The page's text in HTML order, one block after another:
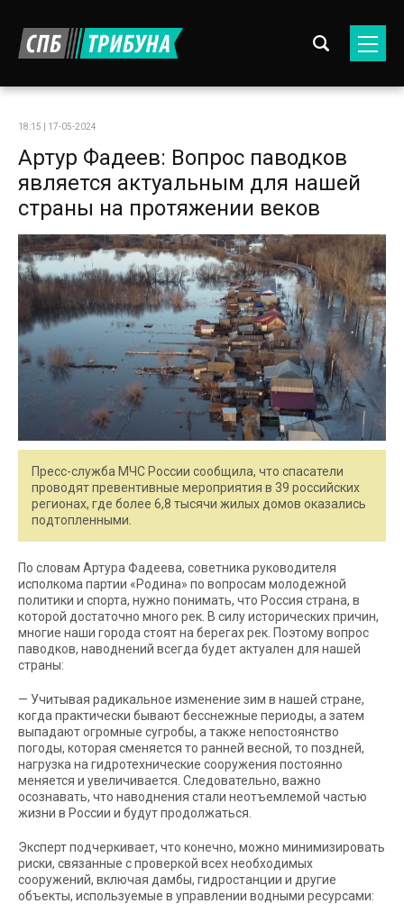
18:15 | 17-05-2024
Артур Фадеев: Вопрос паводков
является актуальным для нашей
страны на протяжении веков
Пресс-служба МЧС России сообщила, что спасатели
проводят превентивные мероприятия в 39 российских
регионах, где более 6,8 тысячи жилых домов оказались
подтопленными.
По словам Артура Фадеева, советника руководителя
исполкома партии «Родина» по вопросам молодежной
политики и спорта, нужно понимать, что Россия страна, в
которой достаточно много рек. В силу исторических причин,
многие наши города стоят на берегах рек. Поэтому вопрос
паводков, наводнений всегда будет актуален для нашей
страны:
— Учитывая радикальное изменение зим в нашей стране,
когда практически бывают бесснежные периоды, а затем
выпадают огромные сугробы, а также непостоянство
погоды, которая сменяется то ранней весной, то поздней,
нагрузка на гидротехнические сооружения постоянно
меняется и увеличивается. Следовательно, важно
осознавать, что наводнения стали неотъемлемой частью
жизни в России и будут продолжаться.
Эксперт подчеркивает, что конечно, можно минимизировать
риски, связанные с проверкой всех необходимых
сооружений, включая дамбы, гидростанции и другие
объекты, используемые в управлении водными ресурсами: